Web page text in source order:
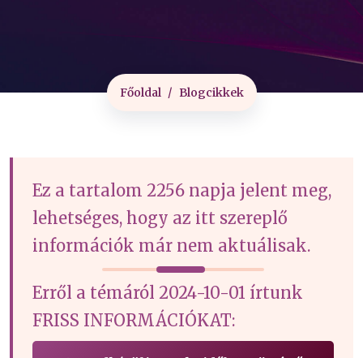
Főoldal Blogcikkek
Ez a tartalom 2256 napja jelent meg,
lehetséges, hogy az itt szereplő
információk már nem aktuálisak.
Erről a témáról 2024-10-01 írtunk
FRISS INFORMÁCIÓKAT: